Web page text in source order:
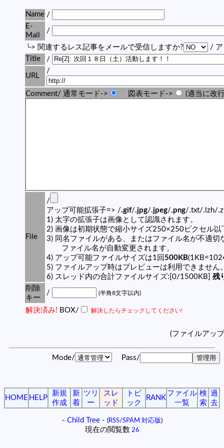
Name /
E-
Mail
/
└> 関連するレス記事をメールで受信しますか?
/ ア
Title
/
URL
/
Comment/ 通常モード-> 図表モード-> (適当に改
File
/
アップ可能拡張子=> /.gif/.jpg/.jpeg/.png/.txt/.lzh/
1) 太字の拡張子は画像として認識されます。
2) 画像は初期状態で縮小サイズ250×250ピクセル以
3) 同名ファイルがある、またはファイル名が不適切
ファイル名が自動変更されます。
4) アップ可能ファイルサイズは1回 500KB
5) ファイルアップ時はプレビューは利用できません
6) スレッド内の合計ファイルサイズ:[0/1500KB] 残
削除
キー
/ (半角8文字以内)
解決済み! BOX/ 解決したらチェックしてください!
(ファイルアッ
Mode/ Pass/
HOME HELP
新規
作成
新
着
ツリ
ー
スレ
ッド
トピ
ック
RANK
ファイル
一覧
検
索
過
去
- Child Tree- (RSS/SPAM 対応版)
現在の閲覧数 26